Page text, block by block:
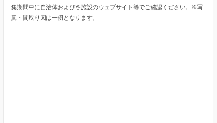
集期間中に自治体および各施設のウェブサイト等でご確認ください。※写
真・間取り図は一例となります。